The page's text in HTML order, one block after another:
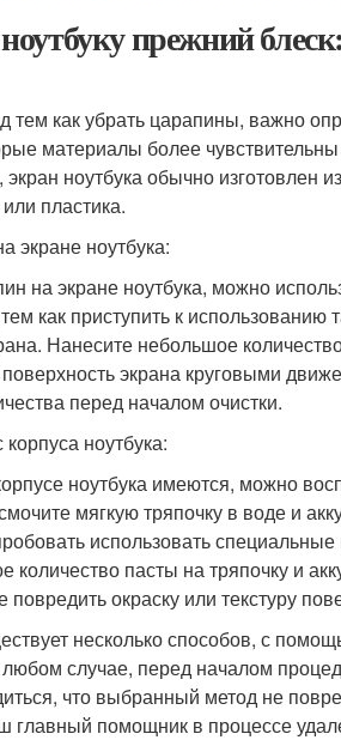
прежний
тем как убрать царапины, важно
материалы более
ноутбука обычно изготовлен
пластика.
экране ноутбука:
на экране ноутбука, можно
как приступить к использованию
Нанесите небольшое
поверхность экрана круговыми
перед началом очистки.
ноутбука:
ноутбука имеются, можно
мягкую тряпочку в воде и
использовать
количество пасты на тряпочку и
окраску или текстуру
несколько способов, с
случае, перед началом
что выбранный метод не
главный помощник в процессе